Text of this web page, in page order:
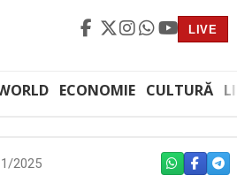
LIVE
ECONOMIE CULTURĂ
2025 WHATSAPP